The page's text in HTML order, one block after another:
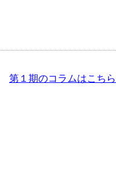
第１期のコラムはこちら